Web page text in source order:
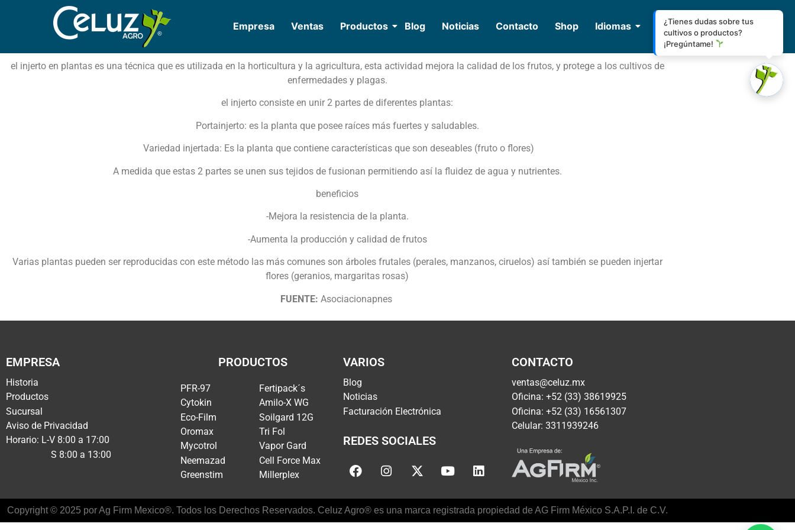
¿Tienes dudas sobre tus
cultivos o productos?
¡Pregúntame!
Empresa Ventas Productos Blog Noticias Contacto Shop Idiomas
el injerto en plantas es una técnica que es utilizada en la horticultura y la agricultura, esta actividad mejora la calidad de los frutos, y protege a los cultivos de
enfermedades y plagas.
el injerto consiste en unir 2 partes de diferentes plantas:
Portainjerto: es la planta que posee raíces más fuertes y saludables.
Variedad injertada: Es la planta que contiene características que son deseables (fruto o flores)
A medida que estas 2 partes se unen sus tejidos de fusionan permitiendo así la fluidez de agua y nutrientes.
beneficios
-Mejora la resistencia de la planta.
-Aumenta la producción y calidad de frutos
Varias plantas pueden ser reproducidas con este método las más comunes son árboles frutales (perales, manzanos, ciruelos) así también se pueden injertar
flores (geranios, margaritas rosas)
FUENTE: Asociacionapnes
EMPRESA
Historia
Productos
Sucursal
Aviso de Privacidad
Horario: L-V 8:00 a 17:00
S 8:00 a 13:00
PRODUCTOS
PFR-97
Cytokin
Eco-Film
Oromax
Mycotrol
Neemazad
Greenstim
Fertipack´s
Amilo-X WG
Soilgard 12G
Tri Fol
Vapor Gard
Cell Force Max
Millerplex
VARIOS
Blog
Noticias
Facturación Electrónica
REDES SOCIALES
CONTACTO
ventas@celuz.mx
Oficina: +52 (33) 38619925
Oficina: +52 (33) 16561307
Celular: 3311939246
Copyright © 2025 por Ag Firm Mexico®. Todos los Derechos Reservados. Celuz Agro® es una marca registrada propiedad de AG Firm México S.A.P.I. de C.V.